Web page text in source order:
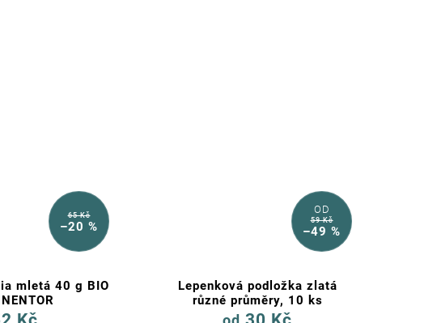
65 Kč
–20 %
mletá 40 g BIO
OD
59 Kč
–49 %
Lepenková podložka zlatá
různé průměry, 10 ks